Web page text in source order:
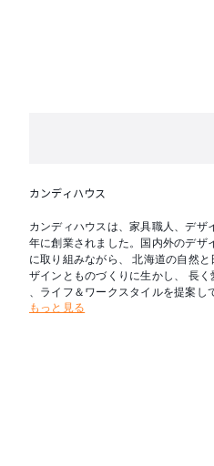
カンディハウス
カンディハウスは、家具職人、デザ
年に創業されました。国内外のデザ
に取り組みながら、 北海道の自然
ザインとものづくりに生かし、 長
、ライフ＆ワークスタイルを提案し
もっと見る